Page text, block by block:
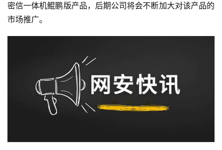
密信一体机鲲鹏版产品，后期公司将会不断加大对该产品的
市场推广。